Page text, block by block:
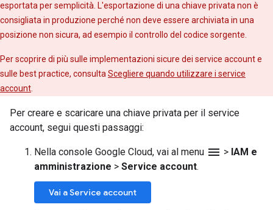
esportata per semplicità. L'esportazione di una chiave privata non è
consigliata in produzione perché non deve essere archiviata in una
posizione non sicura, ad esempio il controllo del codice sorgente.
Per scoprire di più sulle implementazioni sicure dei service account e
sulle best practice, consultaScegliere quando utilizzare i service
account.
Per creare e scaricare una chiave privata per il service
account, segui questi passaggi:
Nella console Google Cloud, vai al menu menu > IAM e
amministrazione > Service account.
Vai a Service account